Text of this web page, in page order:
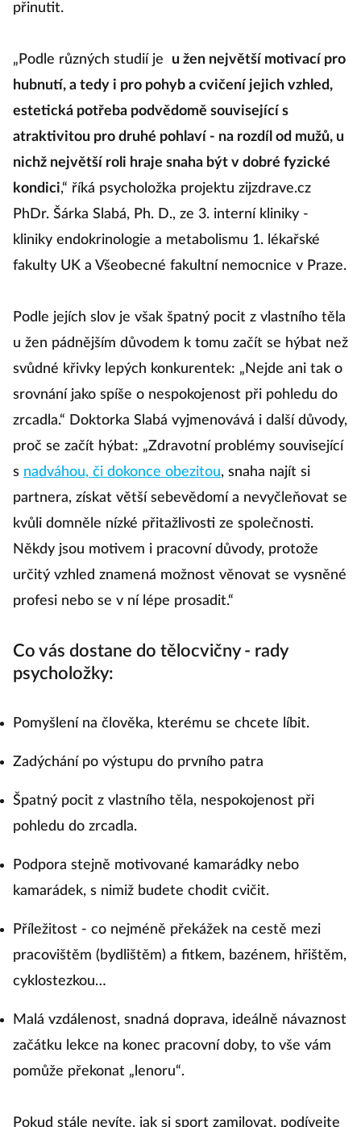
přinutit.
„Podle různých studií je
u žen největší motivací pro
hubnutí, a tedy i pro pohyb a cvičení jejich vzhled,
estetická potřeba podvědomě související s
atraktivitou pro druhé pohlaví - na rozdíl od mužů, u
nichž největší roli hraje snaha být v dobré fyzické
kondici,“ říká psycholožka projektu zijzdrave.cz
PhDr. Šárka Slabá, Ph. D., ze 3. interní kliniky -
kliniky endokrinologie a metabolismu 1. lékařské
fakulty UK a Všeobecné fakultní nemocnice v Praze.
Podle jejích slov je však špatný pocit z vlastního těla
u žen pádnějším důvodem k tomu začít se hýbat než
svůdné křivky lepých konkurentek: „Nejde ani tak o
srovnání jako spíše o nespokojenost při pohledu do
zrcadla.“ Doktorka Slabá vyjmenovává i další důvody,
proč se začít hýbat: „Zdravotní problémy související
s nadváhou, či dokonce obezitou, snaha najít si
partnera, získat větší sebevědomí a nevyčleňovat se
kvůli domněle nízké přitažlivosti ze společnosti.
Někdy jsou motivem i pracovní důvody, protože
určitý vzhled znamená možnost věnovat se vysněné
profesi nebo se v ní lépe prosadit.“
Co vás dostane do tělocvičny - rady
psycholožky:
Pomyšlení na člověka, kterému se chcete líbit.
Zadýchání po výstupu do prvního patra
Špatný pocit z vlastního těla, nespokojenost při
pohledu do zrcadla.
Podpora stejně motivované kamarádky nebo
kamarádek, s nimiž budete chodit cvičit.
Příležitost - co nejméně překážek na cestě mezi
pracovištěm (bydlištěm) a fitkem, bazénem, hřištěm,
cyklostezkou…
Malá vzdálenost, snadná doprava, ideálně návaznost
začátku lekce na konec pracovní doby, to vše vám
pomůže překonat „lenoru“.
Pokud stále nevíte, jak si sport zamilovat, podívejte